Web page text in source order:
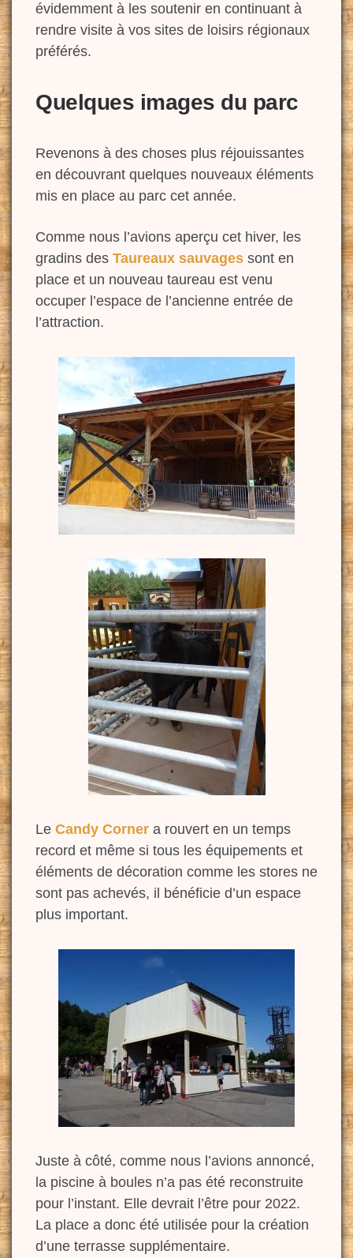
évidemment à les soutenir en continuant à
rendre visite à vos sites de loisirs régionaux
préférés.
Quelques images du parc
Revenons à des choses plus réjouissantes
en découvrant quelques nouveaux éléments
mis en place au parc cet année.
Comme nous l’avions aperçu cet hiver, les
gradins des Taureaux sauvages sont en
place et un nouveau taureau est venu
occuper l’espace de l’ancienne entrée de
l’attraction.
Le Candy Corner a rouvert en un temps
record et même si tous les équipements et
éléments de décoration comme les stores ne
sont pas achevés, il bénéficie d’un espace
plus important.
Juste à côté, comme nous l’avions annoncé,
la piscine à boules n’a pas été reconstruite
pour l’instant. Elle devrait l’être pour 2022.
La place a donc été utilisée pour la création
d’une terrasse supplémentaire.